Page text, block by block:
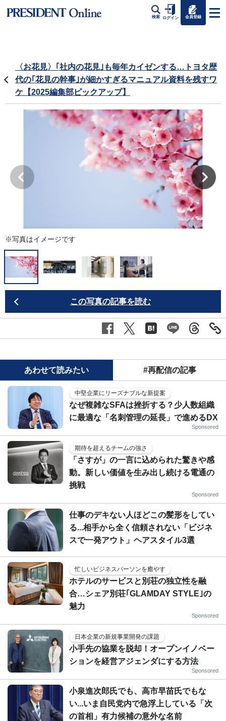
検索 ログイン 会員登録
〈お花見〉｢社内の花見｣も毎年カイゼンする…トヨタ歴
代の｢花見の幹事｣が細かすぎるマニュアル資料を残すワ
ケ【2025編集部ピックアップ】
※写真はイメージです
この写真の記事を読む
あわせて読みたい #再配信の記事
中堅企業にリーズナブルな新提案
なぜ複雑なSFAは挫折する？少人数組織
に最適な「名刺管理の延長」で進めるDX
Sponsored
期待を超えるチームの強さ
「さすが」の一言に込められた驚きや感
動。新しい価値を生み出し続ける電通の
挑戦
Sponsored
仕事のデキない人ほどこの髪形をしてい
る...相手から全く信頼されない「ビジネ
スで一発アウト」ヘアスタイル3選
忙しいビジネスパーソンを癒やす
ホテルのサービスと別荘の独立性を融
合…シェア別荘｢GLAMDAY STYLE｣の
魅力
Sponsored
日本企業の新規事業開発の課題
小手先の協業を脱却！オープンイノベー
ションを経営アジェンダにする方法
Sponsored
小泉進次郎氏でも、高市早苗氏でもな
い...いま自民党内で急浮上している「次
の首相」有力候補の意外な名前